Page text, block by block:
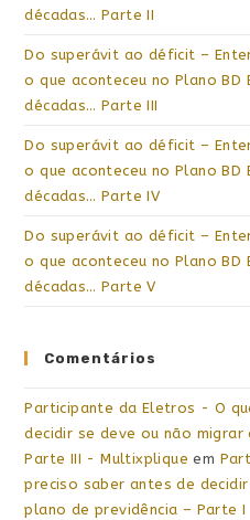
décadas… Parte II
Do superávit ao déficit –
o que aconteceu no Plano
décadas… Parte III
Do superávit ao déficit –
o que aconteceu no Plano
décadas… Parte IV
Do superávit ao déficit –
o que aconteceu no Plano
décadas… Parte V
Comentários
Participante da Eletros - O
decidir se deve ou não
Parte III - Multixplique em
preciso saber antes de
plano de previdência – Parte I